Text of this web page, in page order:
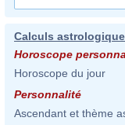
Calculs
Horoscope
Horoscope du jour
Personnalité
Ascendant et thème